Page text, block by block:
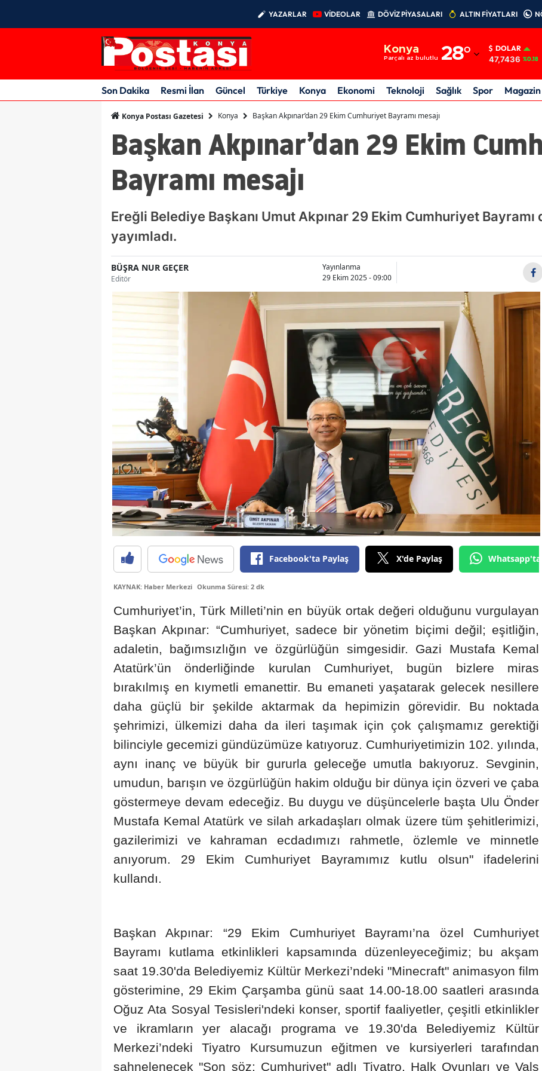
YAZARLAR VİDEOLAR DÖVİZ PİYASALARI ALTIN FİYATLARI
Konya
Parçalı az bulutlu 28°
Adıyaman
Afyonkarahisar
Amasya
Ankara
Balıkesir
Bilecik
Bingöl
Bitlis
Bolu
Burdur
Bursa
Çanakkale
Çankırı
Çorum
Denizli
Diyarbakır
Elazığ
Erzurum
Eskişehir
Gaziantep
Giresun
Gümüşhane
Hakkari
Hatay
Isparta
Mersin
İstanbul
Kırklareli
Kırşehir
Kocaeli
Konya
Kütahya
DOLAR
47,7436 %0.18
Son Dakika Resmi İlan Güncel Türkiye Konya Ekonomi Teknoloji Sağlık Spor Magazin
Konya Postası Gazetesi Konya Başkan Akpınar’dan 29 Ekim Cumhuriyet Bayramı mesajı
Başkan Akpınar’dan 29 Ekim
Bayramı mesajı
Ereğli Belediye Başkanı Umut Akpınar 29 Ekim Cumhuriyet Bayramı
yayımladı.
BÜŞRA NUR GEÇER
Editör
Yayınlanma
29 Ekim 2025 - 09:00
Facebook'ta Paylaş X'de Paylaş
KAYNAK: Haber Merkezi Okunma Süresi: 2 dk
Cumhuriyet’in, Türk Milleti’nin en büyük ortak değeri olduğunu vurgulayan
Başkan Akpınar: “Cumhuriyet, sadece bir yönetim biçimi değil; eşitliğin,
adaletin, bağımsızlığın ve özgürlüğün simgesidir. Gazi Mustafa Kemal
Atatürk’ün önderliğinde kurulan Cumhuriyet, bugün bizlere miras
bırakılmış en kıymetli emanettir. Bu emaneti yaşatarak gelecek nesillere
daha güçlü bir şekilde aktarmak da hepimizin görevidir. Bu noktada
şehrimizi, ülkemizi daha da ileri taşımak için çok çalışmamız gerektiği
bilinciyle gecemizi gündüzümüze katıyoruz. Cumhuriyetimizin 102. yılında,
aynı inanç ve büyük bir gururla geleceğe umutla bakıyoruz. Sevginin,
umudun, barışın ve özgürlüğün hakim olduğu bir dünya için özveri ve çaba
göstermeye devam edeceğiz. Bu duygu ve düşüncelerle başta Ulu Önder
Mustafa Kemal Atatürk ve silah arkadaşları olmak üzere tüm şehitlerimizi,
gazilerimizi ve kahraman ecdadımızı rahmetle, özlemle ve minnetle
anıyorum. 29 Ekim Cumhuriyet Bayramımız kutlu olsun" ifadelerini
kullandı.
Başkan Akpınar: “29 Ekim Cumhuriyet Bayramı’na özel Cumhuriyet
Bayramı kutlama etkinlikleri kapsamında düzenleyeceğimiz; bu akşam
saat 19.30'da Belediyemiz Kültür Merkezi’ndeki "Minecraft" animasyon film
gösterimine, 29 Ekim Çarşamba günü saat 14.00-18.00 saatleri arasında
Oğuz Ata Sosyal Tesisleri'ndeki konser, sportif faaliyetler, çeşitli etkinlikler
ve ikramların yer alacağı programa ve 19.30'da Belediyemiz Kültür
Merkezi’ndeki Tiyatro Kursumuzun eğitmen ve kursiyerleri tarafından
sahnelenecek "Son söz: Cumhuriyet" adlı Tiyatro, Halk Oyunları ve Vals